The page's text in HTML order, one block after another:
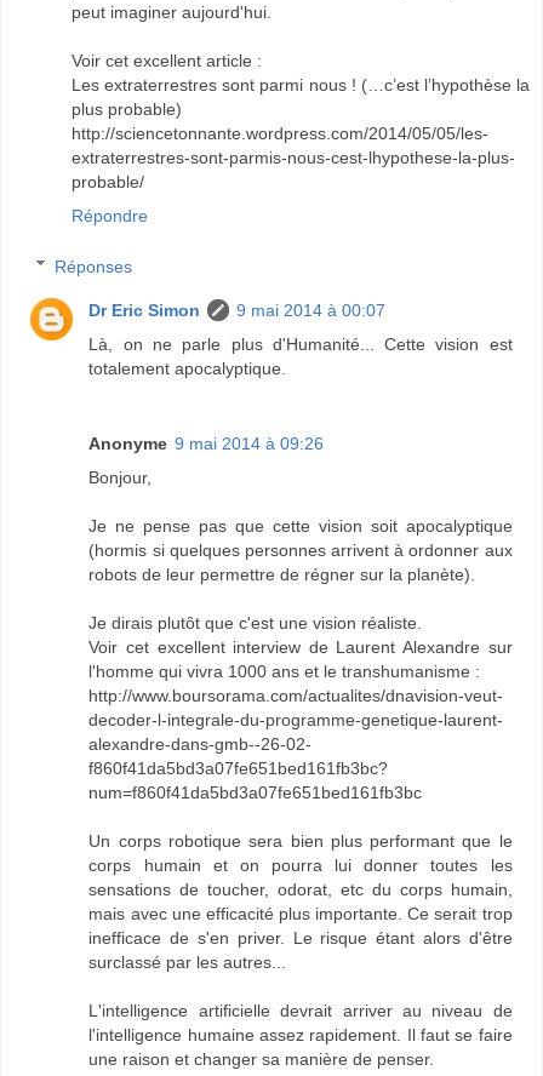
peut imaginer aujourd'hui.
Voir cet excellent article :
Les extraterrestres sont parmi nous ! (…c’est l’hypothèse la
plus probable)
http://sciencetonnante.wordpress.com/2014/05/05/les-
extraterrestres-sont-parmis-nous-cest-lhypothese-la-plus-
probable/
Répondre
Réponses
Dr Eric Simon
9 mai 2014 à 00:07
Là, on ne parle plus d'Humanité... Cette vision est
totalement apocalyptique.
Anonyme 9 mai 2014 à 09:26
Bonjour,
Je ne pense pas que cette vision soit apocalyptique
(hormis si quelques personnes arrivent à ordonner aux
robots de leur permettre de régner sur la planète).
Je dirais plutôt que c'est une vision réaliste.
Voir cet excellent interview de Laurent Alexandre sur
l'homme qui vivra 1000 ans et le transhumanisme :
http://www.boursorama.com/actualites/dnavision-veut-
decoder-l-integrale-du-programme-genetique-laurent-
alexandre-dans-gmb--26-02-
f860f41da5bd3a07fe651bed161fb3bc?
num=f860f41da5bd3a07fe651bed161fb3bc
Un corps robotique sera bien plus performant que le
corps humain et on pourra lui donner toutes les
sensations de toucher, odorat, etc du corps humain,
mais avec une efficacité plus importante. Ce serait trop
inefficace de s'en priver. Le risque étant alors d'être
surclassé par les autres...
L'intelligence artificielle devrait arriver au niveau de
l'intelligence humaine assez rapidement. Il faut se faire
une raison et changer sa manière de penser.